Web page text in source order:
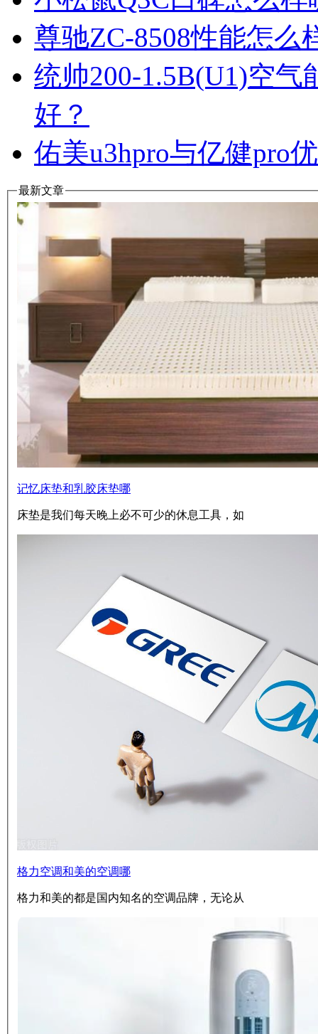
尊驰ZC-8508性能怎么
统帅200-1.5B(U1)空
好？
佑美u3hpro与亿健pro
最新文章
记忆床垫和乳胶床垫哪
床垫是我们每天晚上必不可少的休息工具，如
格力空调和美的空调哪
格力和美的都是国内知名的空调品牌，无论从